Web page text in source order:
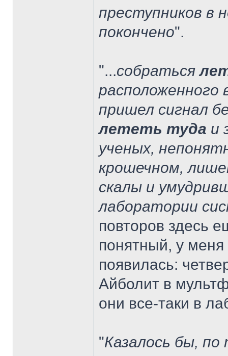
преступников в
покончено".
"...собраться
пришел сигнал
лететь туда и
ученых,
крошечном,
скалы и
лаборатории
повторов здесь
понятный, у меня
появилась:
Айболит в
они все-таки в
"Казалось бы,